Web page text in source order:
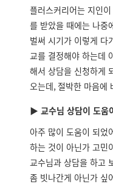
플러스커리어는 지인
를 받았을 때에는 나중
벌써 시기가 이렇게 다
교를 결정해야 하는데
해서 상담을 신청하게
오는데, 절박한 마음에
▶ 교수님 상담이 도움
아주 많이 도움이 되었
하는 것이 아닌가 고민
교수님과 상담을 하고
좀 빗나간게 아닌가 싶